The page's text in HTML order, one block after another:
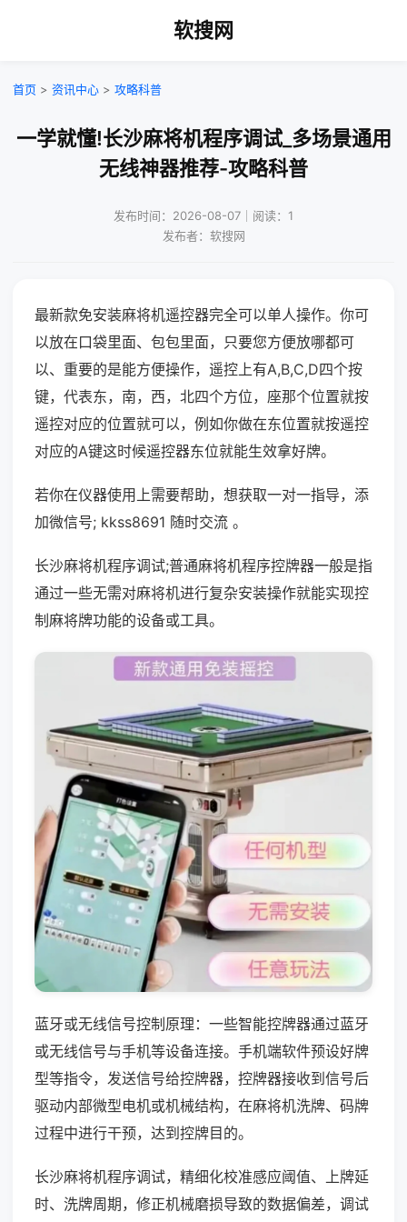
软搜网
首页 > 资讯中心 > 攻略科普
一学就懂!长沙麻将机程序调试_多场景通用
无线神器推荐-攻略科普
发布时间：2026-08-07｜阅读：1
发布者：软搜网
最新款免安装麻将机遥控器完全可以单人操作。你可
以放在口袋里面、包包里面，只要您方便放哪都可
以、重要的是能方便操作，遥控上有A,B,C,D四个按
键，代表东，南，西，北四个方位，座那个位置就按
遥控对应的位置就可以，例如你做在东位置就按遥控
对应的A键这时候遥控器东位就能生效拿好牌。
若你在仪器使用上需要帮助，想获取一对一指导，添
加微信号; kkss8691 随时交流 。
长沙麻将机程序调试;普通麻将机程序控牌器一般是指
通过一些无需对麻将机进行复杂安装操作就能实现控
制麻将牌功能的设备或工具。
蓝牙或无线信号控制原理：一些智能控牌器通过蓝牙
或无线信号与手机等设备连接。手机端软件预设好牌
型等指令，发送信号给控牌器，控牌器接收到信号后
驱动内部微型电机或机械结构，在麻将机洗牌、码牌
过程中进行干预，达到控牌目的。
长沙麻将机程序调试，精细化校准感应阈值、上牌延
时、洗牌周期，修正机械磨损导致的数据偏差，调试